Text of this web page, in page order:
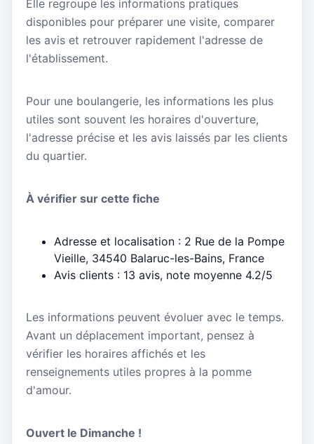
Elle regroupe les informations pratiques
disponibles pour préparer une visite, comparer
les avis et retrouver rapidement l'adresse de
l'établissement.
Pour une boulangerie, les informations les plus
utiles sont souvent les horaires d'ouverture,
l'adresse précise et les avis laissés par les clients
du quartier.
À vérifier sur cette fiche
Adresse et localisation : 2 Rue de la Pompe
Vieille, 34540 Balaruc-les-Bains, France
Avis clients : 13 avis, note moyenne 4.2/5
Les informations peuvent évoluer avec le temps.
Avant un déplacement important, pensez à
vérifier les horaires affichés et les
renseignements utiles propres à la pomme
d'amour.
Ouvert le Dimanche !